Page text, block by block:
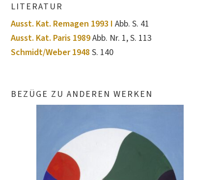
LITERATUR
Ausst. Kat. Remagen 1993 I Abb. S. 41
Ausst. Kat. Paris 1989Abb. Nr. 1, S. 113
Schmidt/Weber 1948 S. 140
BEZÜGE ZU ANDEREN WERKEN